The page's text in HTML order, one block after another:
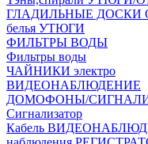
ГЛАДИЛЬНЫЕ ДОСКИ
белья УТЮГИ
ФИЛЬТРЫ ВОДЫ
Фильтры воды
ЧАЙНИКИ электро
ВИДЕОНАБЛЮДЕНИЕ
ДОМОФОНЫ/
Сигнализатор
Кабель